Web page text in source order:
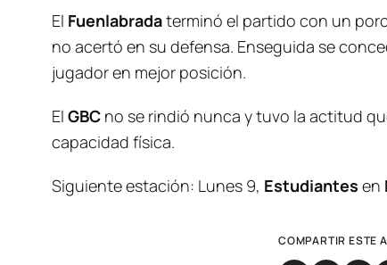
El Fuenlabradaterminó el partido con un
no acertó en su defensa. Enseguida se
jugador en mejor posición.
El GBC no se rindió nunca y tuvo la actitud
capacidad física.
Siguiente estación: Lunes 9, Estudiantes en
COMPARTIR ESTE